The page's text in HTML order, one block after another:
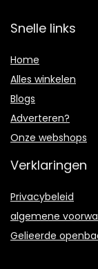
Snelle links
Home
Alles winkelen
Blogs
Adverteren?
Onze webshops
Verklaringen
Privacybeleid
algemene
Gelieerde